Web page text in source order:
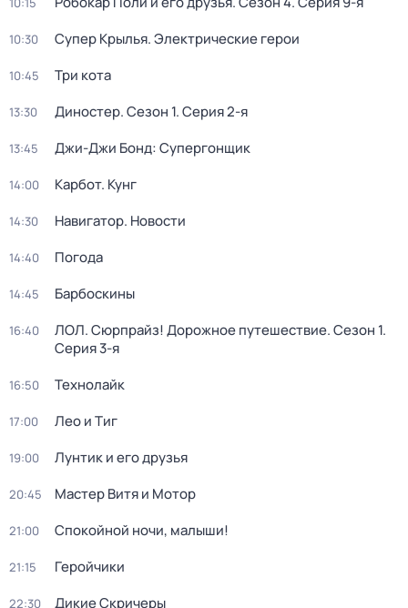
10:30 Супер Крылья. Электрические герои
10:45 Три кота
13:30 Диностер. Сезон 1. Серия 2-я
13:45 Джи-Джи Бонд: Супергонщик
14:00 Карбот. Кунг
14:30 Навигатор. Новости
14:40 Погода
14:45 Барбоскины
16:40 ЛОЛ. Сюрпрайз! Дорожное путешествие. Сезон 1.
Серия 3-я
16:50 Технолайк
17:00 Лео и Тиг
19:00 Лунтик и его друзья
20:45 Мастер Витя и Мотор
21:00 Спокойной ночи, малыши!
21:15 Геройчики
22:30 Дикие Скричеры